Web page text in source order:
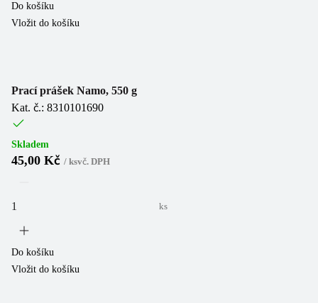
Do košíku
Vložit do košíku
Prací prášek Namo, 550 g
Kat. č.: 8310101690
Skladem
45,00 Kč / ksvč. DPH
ks
Do košíku
Vložit do košíku